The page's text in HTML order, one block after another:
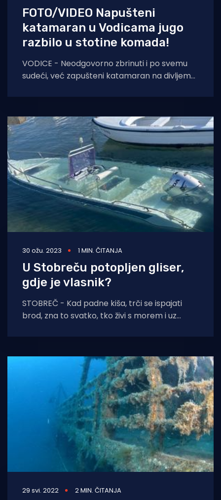
FOTO/VIDEO Napušteni
katamaran u Vodicama jugo
razbilo u stotine komada!
VODICE - Neodgovorno zbrinuti i po svemu
sudeći, već zapušteni katamaran na divljem
konačnu
30 ožu. 2023 1 MIN. ČITANJA
U Stobreču potopljen gliser,
gdje je vlasnik?
STOBREČ - Kad padne kiša, trči se ispajati
brod, zna to svatko, tko živi s morem i uz
29 svi. 2022 2 MIN. ČITANJA